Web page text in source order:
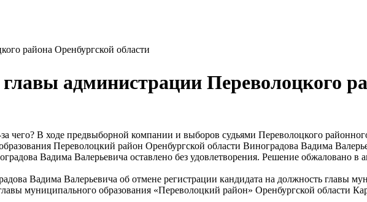
района Оренбургской области
администрации Переволоцкого
чего? В ходе предвыборной компании и выборов судьями Переволоцкого
Переволоцкий район Оренбургской области Виноградова Вадима
Вадима Валерьевича оставлено без удовлетворения. Решение обжаловано
Вадима Валерьевича об отмене регистрации кандидата на должность
муниципального образования «Переволоцкий район» Оренбургской области